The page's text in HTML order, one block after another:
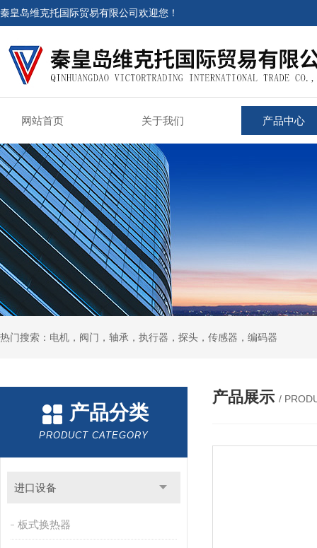
秦皇岛维克托国际贸易有限公司欢迎您！
网站首页 关于我们 产品中心
热门搜索：电机，阀门，轴承，执行器，探头，传感器，编码器
产品分类
PRODUCT CATEGORY
进口设备
板式换热器
产品展示 /